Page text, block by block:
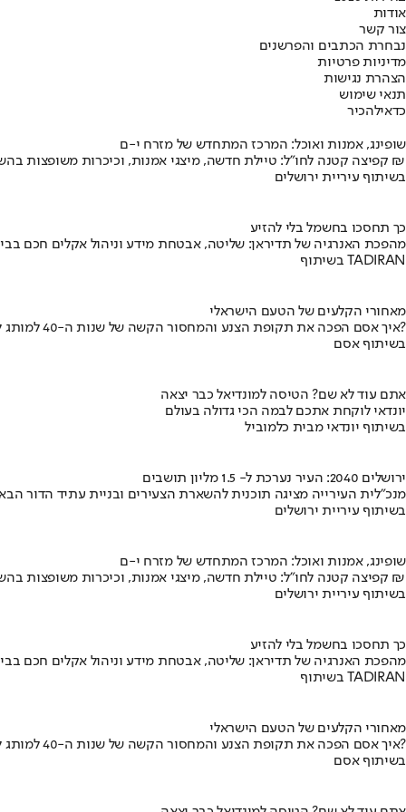
אודות
צור קשר
נבחרת הכתבים והפרשנים
מדיניות פרטיות
הצהרת נגישות
תנאי שימוש
כדאילהכיר
שופינג, אמנות ואוכל: המרכז המתחדש של מזרח י-ם
קפיצה קטנה לחו"ל: טיילת חדשה, מיצגי אמנות, וכיכרות משופצות בהשקעה של 100 מיליון ₪
בשיתוף עיריית ירושלים
כך תחסכו בחשמל בלי להזיע
מהפכת האנרגיה של תדיראן: שליטה, אבטחת מידע וניהול אקלים חכם
בשיתוף TADIRAN
מאחורי הקלעים של הטעם הישראלי
איך אסם הפכה את תקופת הצנע והמחסור הקשה של שנות ה-40 למותג לאומי?
בשיתוף אסם
אתם עוד לא שם? הטיסה למונדיאל כבר יצאה
יונדאי לוקחת אתכם לבמה הכי גדולה בעולם
בשיתוף יונדאי מבית כלמוביל
ירושלים 2040: העיר נערכת ל- 1.5 מליון תושבים
מנכ"לית העירייה מציגה תוכנית להשארת הצעירים ובניית עתיד הדור
בשיתוף עיריית ירושלים
שופינג, אמנות ואוכל: המרכז המתחדש של מזרח י-ם
קפיצה קטנה לחו"ל: טיילת חדשה, מיצגי אמנות, וכיכרות משופצות בהשקעה של 100 מיליון ₪
בשיתוף עיריית ירושלים
כך תחסכו בחשמל בלי להזיע
מהפכת האנרגיה של תדיראן: שליטה, אבטחת מידע וניהול אקלים חכם
בשיתוף TADIRAN
מאחורי הקלעים של הטעם הישראלי
איך אסם הפכה את תקופת הצנע והמחסור הקשה של שנות ה-40 למותג לאומי?
בשיתוף אסם